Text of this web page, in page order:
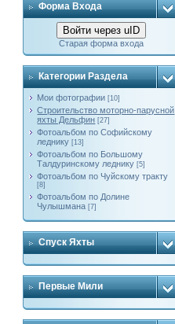
Форма Входа
Войти через uID
Старая форма входа
Категории Раздела
Мои фотографии [10]
Строительство моторно-парусной
яхты Дельфин [27]
Фотоальбом по Софийскому
леднику [13]
Фотоальбом по Большому
Талдуринскому леднику [5]
Фотоальбом по Чуйскому тракту
[8]
Фотоальбом по Долине
Чулышмана [7]
Спуск Яхты
Первые Мили